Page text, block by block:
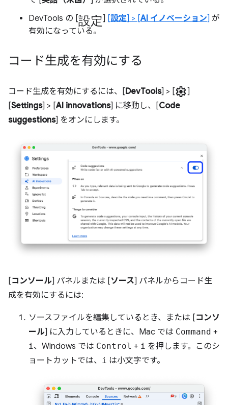
DevTools の [設定] [設定] > [AI イノベーション] が
有効になっている。
コード生成を有効にする
コード生成を有効にするには、[DevTools] > [settings]
[Settings] > [AI innovations] に移動し、[Code
suggestions] をオンにします。
[コンソール] パネルまたは [ソース] パネルからコード生
成を有効にするには:
ソースファイルを編集しているとき、または [コンソ
ール] に入力しているときに、Mac では Command +
i、Windows では Control + i を押します。このシ
ョートカットでは、 i は小文字です。